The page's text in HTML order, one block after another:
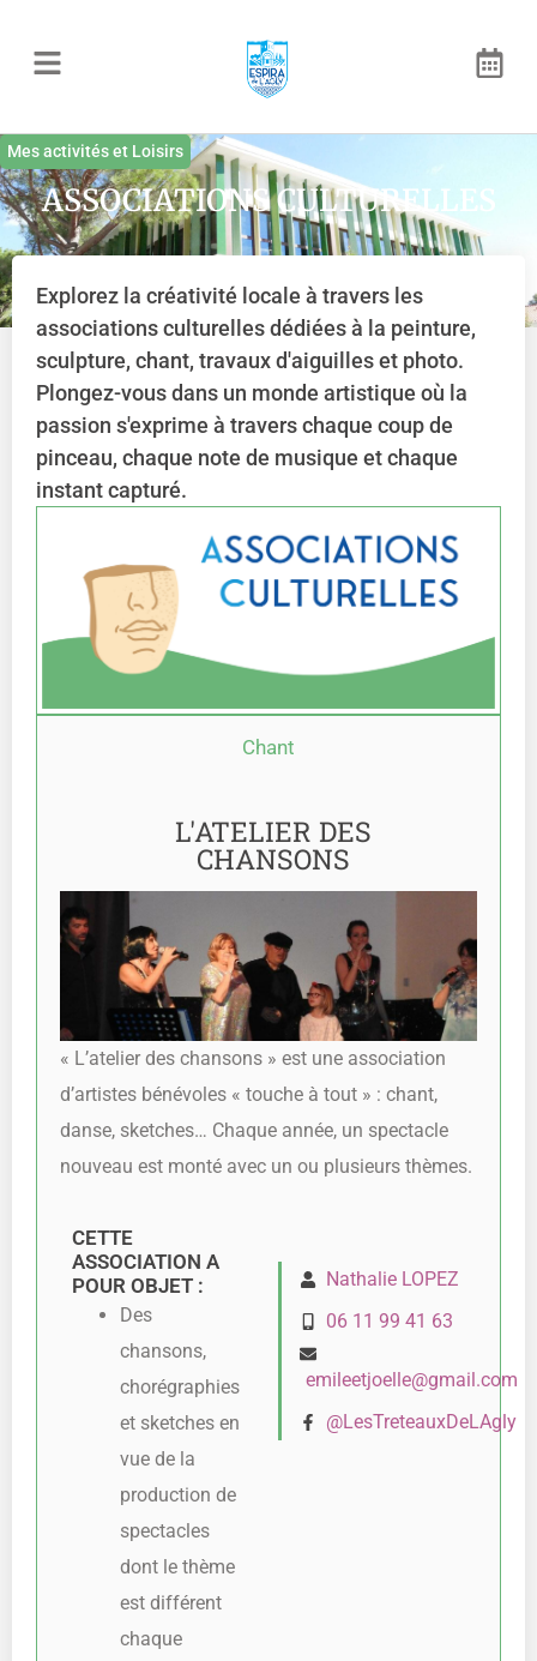
Mes activités et Loisirs
ASSOCIATIONS CULTURELLES
Explorez la créativité locale à travers les
associations culturelles dédiées à la peinture,
sculpture, chant, travaux d'aiguilles et photo.
Plongez-vous dans un monde artistique où la
passion s'exprime à travers chaque coup de
pinceau, chaque note de musique et chaque
instant capturé.
Chant
L'ATELIER DES
CHANSONS
« L’atelier des chansons » est une association
d’artistes bénévoles « touche à tout » : chant,
danse, sketches… Chaque année, un spectacle
nouveau est monté avec un ou plusieurs thèmes.
CETTE
ASSOCIATION A
POUR OBJET :
Des
chansons,
chorégraphies
et sketches en
vue de la
production de
spectacles
dont le thème
est différent
chaque
Nathalie LOPEZ
06 11 99 41 63
emileetjoelle@gmail.com
@LesTreteauxDeLAgly